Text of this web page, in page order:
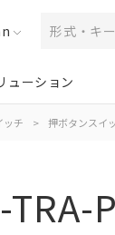
ューション
ッチ > 押ボタンスイ